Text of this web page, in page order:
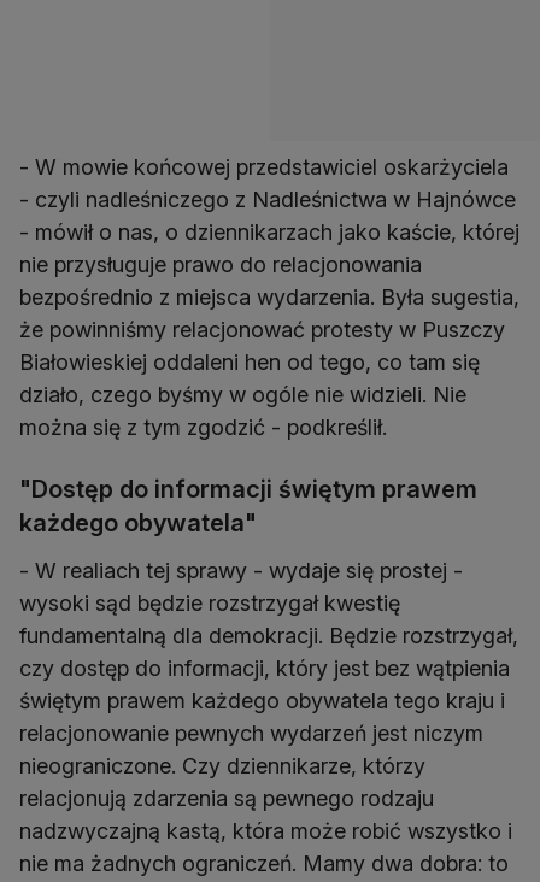
- W mowie końcowej przedstawiciel oskarżyciela
- czyli nadleśniczego z Nadleśnictwa w Hajnówce
- mówił o nas, o dziennikarzach jako kaście, której
nie przysługuje prawo do relacjonowania
bezpośrednio z miejsca wydarzenia. Była sugestia,
że powinniśmy relacjonować protesty w Puszczy
Białowieskiej oddaleni hen od tego, co tam się
działo, czego byśmy w ogóle nie widzieli. Nie
można się z tym zgodzić - podkreślił.
"Dostęp do informacji świętym prawem
każdego obywatela"
- W realiach tej sprawy - wydaje się prostej -
wysoki sąd będzie rozstrzygał kwestię
fundamentalną dla demokracji. Będzie rozstrzygał,
czy dostęp do informacji, który jest bez wątpienia
świętym prawem każdego obywatela tego kraju i
relacjonowanie pewnych wydarzeń jest niczym
nieograniczone. Czy dziennikarze, którzy
relacjonują zdarzenia są pewnego rodzaju
nadzwyczajną kastą, która może robić wszystko i
nie ma żadnych ograniczeń. Mamy dwa dobra: to